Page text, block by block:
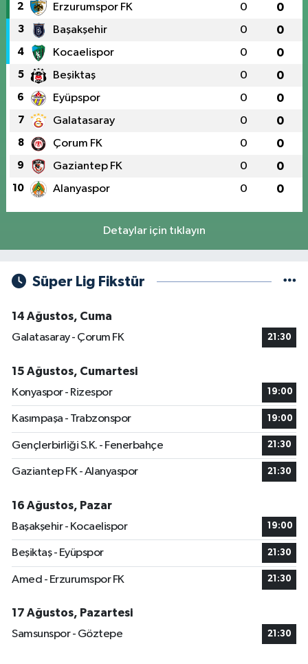
2 Erzurumspor FK 0 0
3 Başakşehir 0 0
4 Kocaelispor 0 0
5 Beşiktaş 0 0
6 Eyüpspor 0 0
7 Galatasaray 0 0
8 Çorum FK 0 0
9 Gaziantep FK 0 0
10 Alanyaspor 0 0
Detaylar için tıklayın
Süper Lig Fikstür
14 Ağustos, Cuma
Galatasaray - Çorum FK
21:30
15 Ağustos, Cumartesi
Konyaspor - Rizespor
19:00
Kasımpaşa - Trabzonspor 19:00
Gençlerbirliği S.K. - Fenerbahçe 21:30
Gaziantep FK - Alanyaspor 21:30
16 Ağustos, Pazar
Başakşehir - Kocaelispor
19:00
Beşiktaş - Eyüpspor 21:30
Amed - Erzurumspor FK 21:30
17 Ağustos, Pazartesi
Samsunspor - Göztepe
21:30